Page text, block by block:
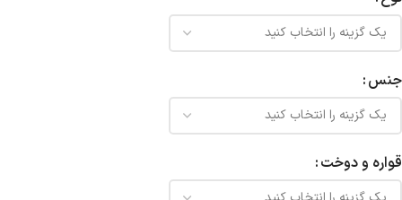
جنس
قواره و دوخت